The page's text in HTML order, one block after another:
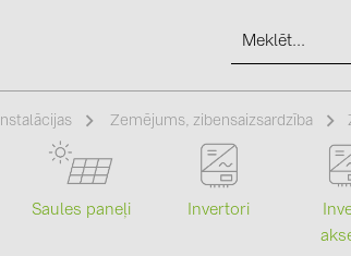
SOLAR-
Produkti
Instalācijas Zemējums, zibensaizsardzība
Saules paneļi Invertori